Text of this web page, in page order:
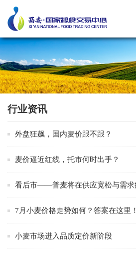
行业资讯
外盘狂飙，国内麦价跟不跟？
麦价逼近红线，托市何时出手？
7月小麦价格走势如何？答案在这里！
小麦市场进入品质定价新阶段